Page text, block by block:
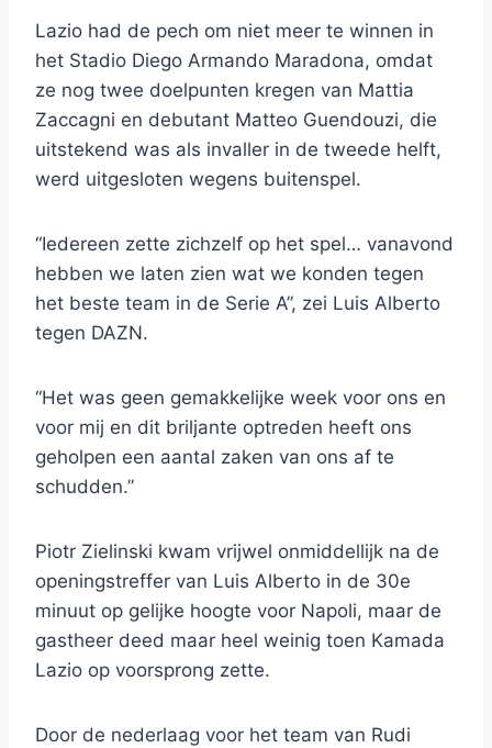
Lazio had de pech om niet meer te winnen in
het Stadio Diego Armando Maradona, omdat
ze nog twee doelpunten kregen van Mattia
Zaccagni en debutant Matteo Guendouzi, die
uitstekend was als invaller in de tweede helft,
werd uitgesloten wegens buitenspel.
“Iedereen zette zichzelf op het spel… vanavond
hebben we laten zien wat we konden tegen
het beste team in de Serie A”, zei Luis Alberto
tegen DAZN.
“Het was geen gemakkelijke week voor ons en
voor mij en dit briljante optreden heeft ons
geholpen een aantal zaken van ons af te
schudden.”
Piotr Zielinski kwam vrijwel onmiddellijk na de
openingstreffer van Luis Alberto in de 30e
minuut op gelijke hoogte voor Napoli, maar de
gastheer deed maar heel weinig toen Kamada
Lazio op voorsprong zette.
Door de nederlaag voor het team van Rudi